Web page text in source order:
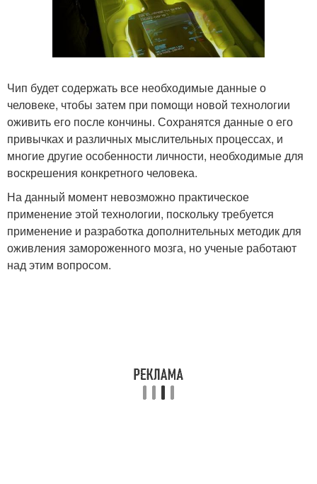
Чип будет содержать все необходимые данные о
человеке, чтобы затем при помощи новой технологии
оживить его после кончины. Сохранятся данные о его
привычках и различных мыслительных процессах, и
многие другие особенности личности, необходимые для
воскрешения конкретного человека.
На данный момент невозможно практическое
применение этой технологии, поскольку требуется
применение и разработка дополнительных методик для
оживления замороженного мозга, но ученые работают
над этим вопросом.